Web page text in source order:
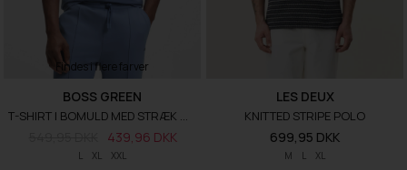
Findes i flere farver
L XL XXL
BOSS GREEN
T-SHIRT I BOMULD MED STRÆK OG LOGOGRAFIK
439,96 DKK
M L XL
LES DEUX
KNITTED STRIPE POLO
699,95 DKK